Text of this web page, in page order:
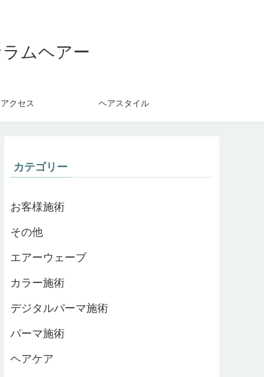
ムヘアー
アクセス ヘアスタイル
カテゴリー
お客様施術
その他
エアーウェーブ
カラー施術
デジタルパーマ施術
パーマ施術
ヘアケア